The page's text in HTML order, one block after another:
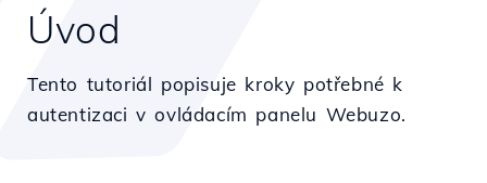
Úvod
Tento tutoriál popisuje kroky potřebné k
autentizaci v ovládacím panelu Webuzo.